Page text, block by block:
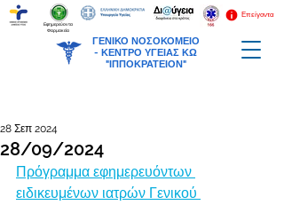
ΓΕΝΙΚΟ ΝΟΣΟΚΟΜΕΙΟ
- ΚΕΝΤΡΟ ΥΓΕΙΑΣ ΚΩ
"ΙΠΠΟΚΡΑΤΕΙΟΝ"
Επείγοντα
Εφημερεύοντα
Φαρμακεία
28/09/2024
28 Σεπ 2024
Πρόγραμμα εφημερευόντων
ειδικευμένων ιατρών Γενικού